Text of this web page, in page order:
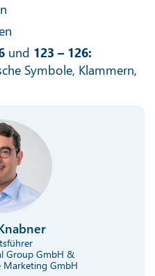
und 123 – 126:
Symbole, Klammern,
Group GmbH &
Marketing GmbH